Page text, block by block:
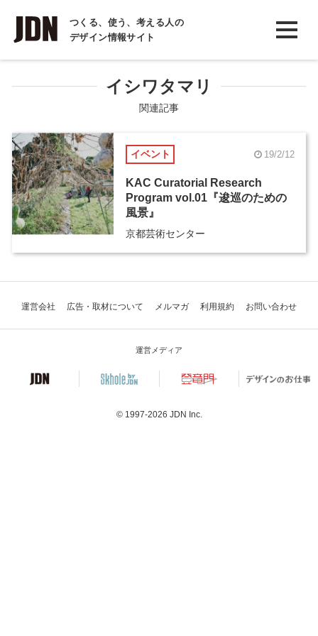
つくる、使う、考える人の
デザイン情報サイト
INTERVIEW
インタビュー
COLUMN
コラム
イシワタマリ
関連記事
イベント 19/2/12
KAC Curatorial Research
Program vol.01『逡巡のための
風景』
京都芸術センター
運営会社 広告・取材について メルマガ 利用規約 お問い合わせ
運営メディア
© 1997-2026 JDN Inc.